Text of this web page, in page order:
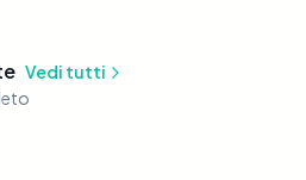
Vedi tutti